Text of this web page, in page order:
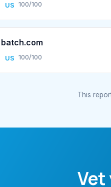
US 100/100
batch.com
US 100/100
This
Vet